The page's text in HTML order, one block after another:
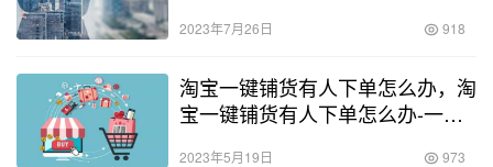
2023年7月26日 918
淘宝一键铺货有人下单怎么办，淘
宝一键铺货有人下单怎么办-一键
2023年5月19日 973